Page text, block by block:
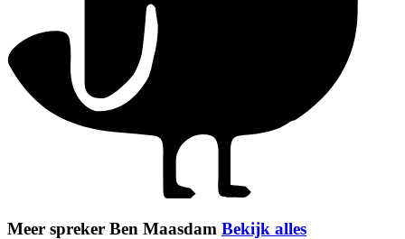
Meer spreker Ben Maasdam Bekijk alles